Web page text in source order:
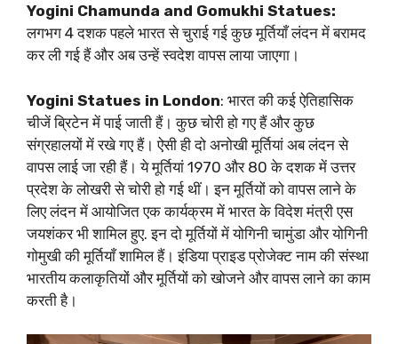
Yogini Chamunda and Gomukhi Statues:
लगभग 4 दशक पहले भारत से चुराई गई कुछ मूर्तियाँ लंदन में बरामद
कर ली गई हैं और अब उन्हें स्वदेश वापस लाया जाएगा।
Yogini Statues in London: भारत की कई ऐतिहासिक
चीजें ब्रिटेन में पाई जाती हैं। कुछ चोरी हो गए हैं और कुछ
संग्रहालयों में रखे गए हैं। ऐसी ही दो अनोखी मूर्तियां अब लंदन से
वापस लाई जा रही हैं। ये मूर्तियां 1970 और 80 के दशक में उत्तर
प्रदेश के लोखरी से चोरी हो गई थीं। इन मूर्तियों को वापस लाने के
लिए लंदन में आयोजित एक कार्यक्रम में भारत के विदेश मंत्री एस
जयशंकर भी शामिल हुए. इन दो मूर्तियों में योगिनी चामुंडा और योगिनी
गोमुखी की मूर्तियाँ शामिल हैं। इंडिया प्राइड प्रोजेक्ट नाम की संस्था
भारतीय कलाकृतियों और मूर्तियों को खोजने और वापस लाने का काम
करती है।